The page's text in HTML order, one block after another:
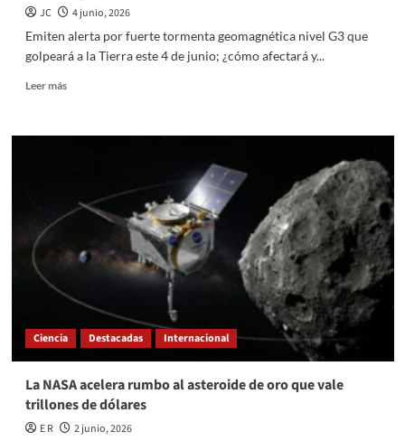
JC
4 junio, 2026
Emiten alerta por fuerte tormenta geomagnética nivel G3 que
golpeará a la Tierra este 4 de junio; ¿cómo afectará y...
Leer másRead
Emiten
tormenta
geomagnética
G3
Tierra
de
junio;
¿cómo
Ciencia Destacadas Internacional
La NASA acelera rumbo al asteroide de oro que vale
trillones de dólares
E R
2 junio, 2026